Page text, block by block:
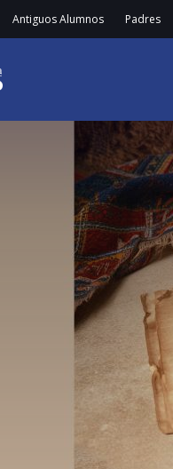
Antiguos Alumnos Padres